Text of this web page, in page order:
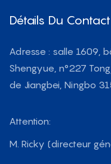
Détails Du Contact
Adresse : salle 1609,
Shengyue, n°227
de Jiangbei, Ningbo
Attention:
M. Ricky (directeur